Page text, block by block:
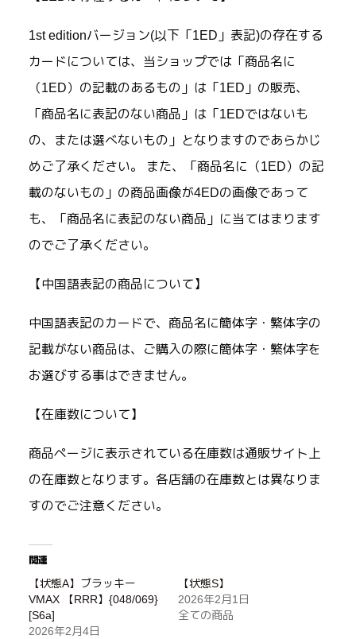
1st editionバージョン(以下「1ED」表記)の存在する
カードについては、当ショップでは「商品名に
（1ED）の記載のあるもの」は「1ED」の販売、
「商品名に表記のない商品」は「1EDではないも
の、または選べないもの」となりますのであらかじ
めご了承ください。 また、「商品名に（1ED）の記
載のないもの」の商品画像が4EDの画像であって
も、「商品名に表記のない商品」に当てはまります
のでご了承ください。
【中国語表記の商品について】
中国語表記のカードで、商品名に簡体字・繁体字の
記載がない商品は、ご購入の際に簡体字・繁体字を
お選びする事はできません。
【在庫数について】
商品ページに表示されている在庫数は通販サイト上
の在庫数となります。各店舗の在庫数とは異なりま
すのでご注意ください。
関連
【状態A】ブラッキー
VMAX 【RRR】{048/069}
[S6a]
2026年2月4日
【状態S】
2026年2月1日
全ての商品